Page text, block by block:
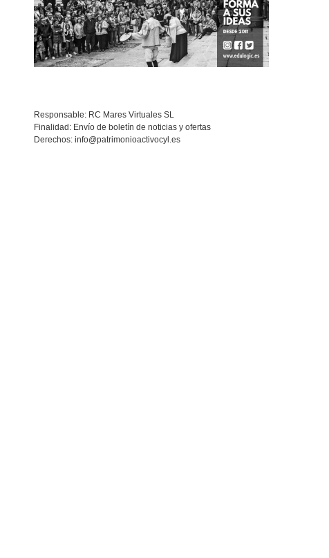
Responsable: RC Mares Virtuales SL
Finalidad: Envío de boletín de noticias y ofertas
Derechos: info@patrimonioactivocyl.es